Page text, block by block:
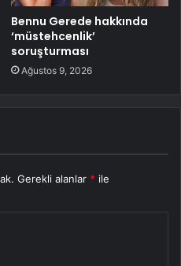
Bennu Gerede hakkında
‘müstehcenlik’
soruşturması
Ağustos 9, 2026
Gerekli alanlar * ile